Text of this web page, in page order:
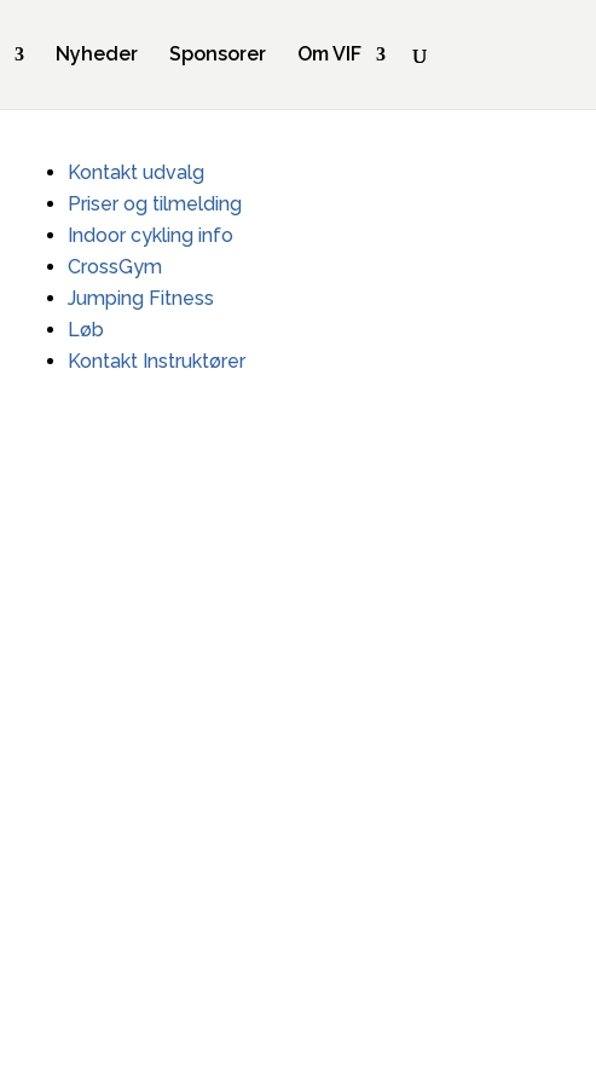
Nyheder Sponsorer Om VIF
Kontakt udvalg
Priser og tilmelding
Indoor cykling info
CrossGym
Jumping Fitness
Løb
Kontakt Instruktører